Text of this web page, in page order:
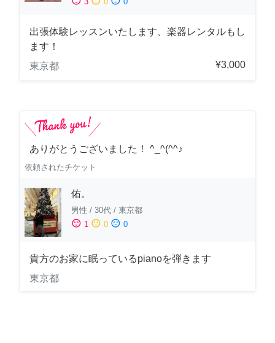
出張体験レッスンいたします、楽器レンタルもし
ます！
東京都
¥3,000
ありがとうございました！ ^_^(^^♪
依頼されたチケット
佑。
男性 / 30代 / 東京都
sentiment_satisfied 1 sentiment_neutral 0 sentiment_dissatisfied 0
貴方のお家に眠っているpianoを弾きます
東京都